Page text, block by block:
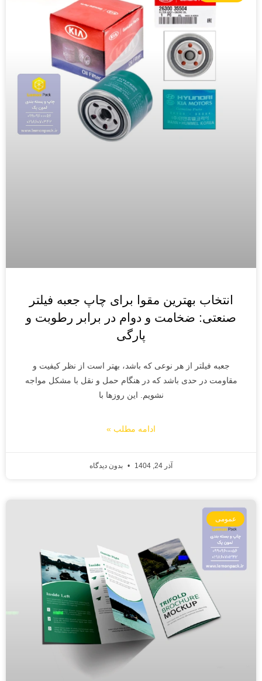
انتخاب بهترین مقوا برای چاپ جعبه فیلتر
صنعتی: ضخامت و دوام در برابر رطوبت و
پارگی
جعبه فیلتر از هر نوعی که باشد، بهتر است از نظر کیفیت و
مقاومت در حدی باشد که در هنگام حمل و نقل با مشکل مواجه
نشویم. این روزها با
ادامه مطلب »
آذر 24, 1404 بدون دیدگاه
عمومی